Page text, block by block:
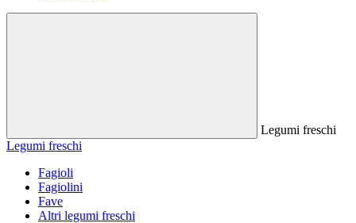
Legumi freschi
Legumi freschi
Fagioli
Fagiolini
Fave
Altri legumi freschi